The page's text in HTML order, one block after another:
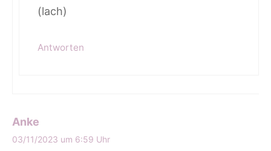
(lach)
Antworten
Anke
03/11/2023 um 6:59 Uhr